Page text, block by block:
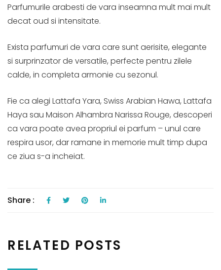
Parfumurile arabesti de vara inseamna mult mai mult
decat oud si intensitate.
Exista parfumuri de vara care sunt aerisite, elegante
si surprinzator de versatile, perfecte pentru zilele
calde, in completa armonie cu sezonul.
Fie ca alegi Lattafa Yara, Swiss Arabian Hawa, Lattafa
Haya sau Maison Alhambra Narissa Rouge, descoperi
ca vara poate avea propriul ei parfum – unul care
respira usor, dar ramane in memorie mult timp dupa
ce ziua s-a incheiat.
Share :
RELATED POSTS